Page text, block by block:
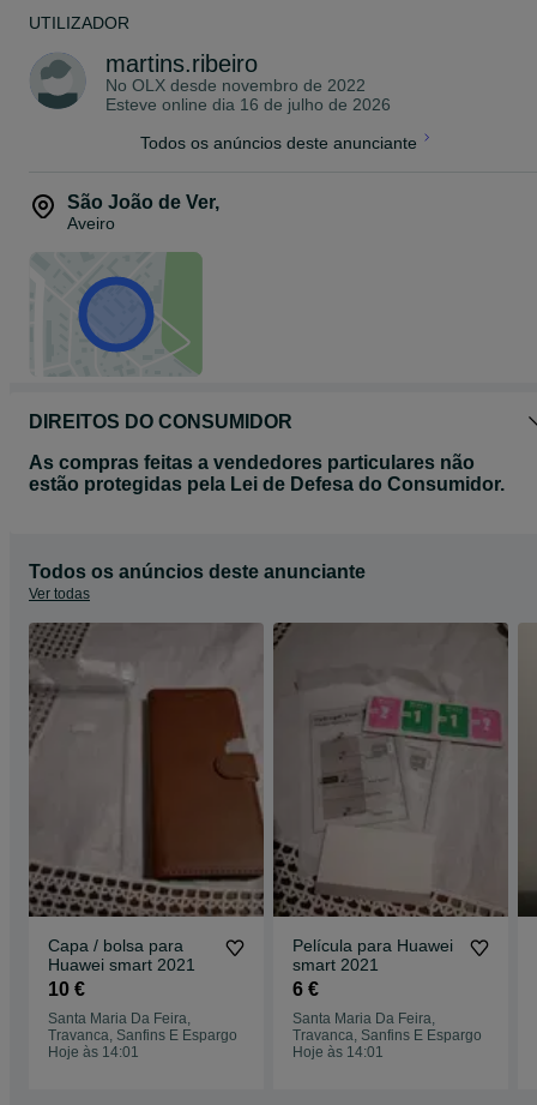
UTILIZADOR
martins.ribeiro
No OLX desde novembro de 2022
Esteve online dia 16 de julho de 2026
Todos os anúncios deste anunciante
São João de Ver,
Aveiro
DIREITOS DO CONSUMIDOR
As compras feitas a vendedores particulares não
estão protegidas pela Lei de Defesa do Consumidor.
Todos os anúncios deste anunciante
Ver todas
Capa / bolsa para
Huawei smart 2021
10 €
Santa Maria Da Feira,
Travanca, Sanfins E Espargo
Hoje às 14:01
Película para Huawei
smart 2021
6 €
Santa Maria Da Feira,
Travanca, Sanfins E Espargo
Hoje às 14:01